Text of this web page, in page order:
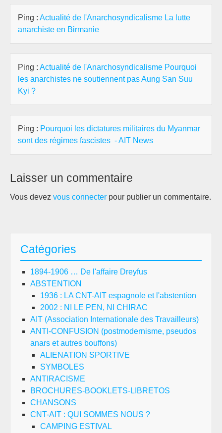
Ping : Actualité de l'Anarchosyndicalisme La lutte
anarchiste en Birmanie
Ping : Actualité de l'Anarchosyndicalisme Pourquoi
les anarchistes ne soutiennent pas Aung San Suu
Kyi ?
Ping : Pourquoi les dictatures militaires du Myanmar
sont des régimes fascistes - AIT News
Laisser un commentaire
Vous devez vous connecter pour publier un commentaire.
Catégories
1894-1906 … De l'affaire Dreyfus
ABSTENTION
1936 : LA CNT-AIT espagnole et l'abstention
2002 : NI LE PEN, NI CHIRAC
AIT (Association Internationale des Travailleurs)
ANTI-CONFUSION (postmodernisme, pseudos
anars et autres bouffons)
ALIENATION SPORTIVE
SYMBOLES
ANTIRACISME
BROCHURES-BOOKLETS-LIBRETOS
CHANSONS
CNT-AIT : QUI SOMMES NOUS ?
CAMPING ESTIVAL